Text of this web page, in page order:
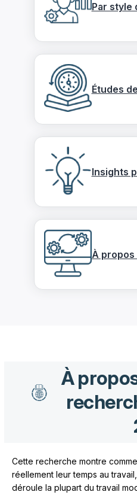
Par style
Études
Insights
À propos
À
Cette recherche montre
réellement leur temps au
déroule la plupart du travail